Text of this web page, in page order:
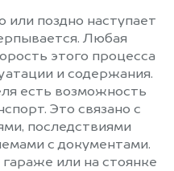
или поздно наступает
Любая
этого процесса
и содержания.
есть возможность
Это связано с
последствиями
с документами.
или на стоянке